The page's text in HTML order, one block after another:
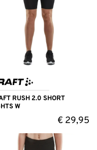
RUSH 2.0 SHORT
W
€ 29,95